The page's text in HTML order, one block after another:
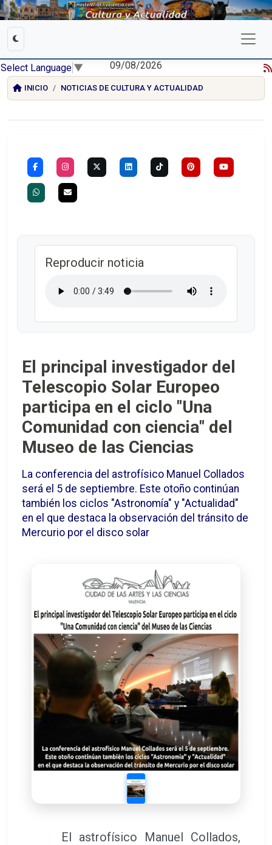
Select Language ▼ 09/08/2026
INICIO NOTICIAS DE CULTURA Y ACTUALIDAD
Reproducir noticia
El principal investigador del
Telescopio Solar Europeo
participa en el ciclo "Una
Comunidad con ciencia" del
Museo de las Ciencias
La conferencia del astrofísico Manuel Collados
será el 5 de septiembre. Este otoño continúan
también los ciclos "Astronomía" y "Actualidad"
en el que destaca la observación del tránsito de
Mercurio por el disco solar
El astrofísico Manuel Collados,